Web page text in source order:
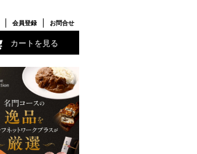
会員登録 お問合せ
カートを見る